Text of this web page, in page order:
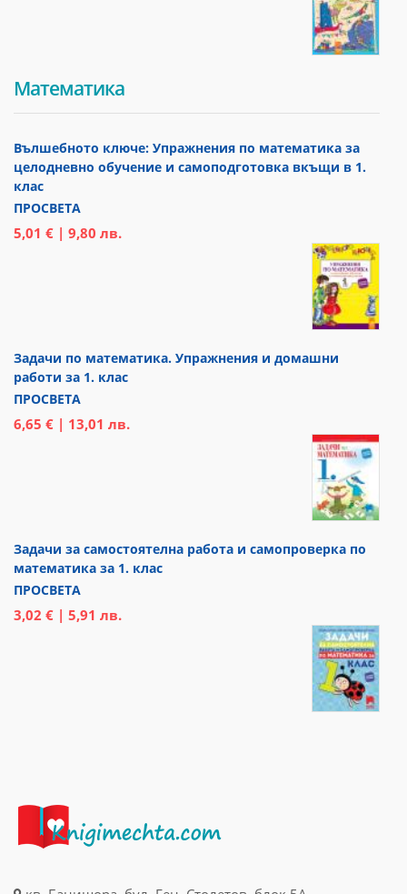
Математика
Вълшебното ключе: Упражнения по математика за
целодневно обучение и самоподготовка вкъщи в 1.
клас
ПРОСВЕТА
5,01 € | 9,80 лв.
Задачи по математика. Упражнения и домашни
работи за 1. клас
ПРОСВЕТА
6,65 € | 13,01 лв.
Задачи за самостоятелна работа и самопроверка по
математика за 1. клас
ПРОСВЕТА
3,02 € | 5,91 лв.